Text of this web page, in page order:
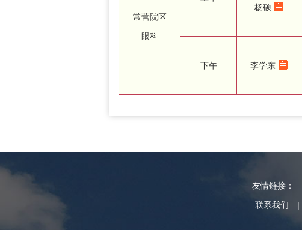
常营院区
眼科
杨硕
下午 李学东
友情链接：
联系我们
|